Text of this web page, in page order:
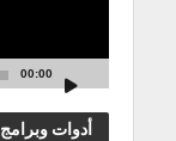
00:00
أدوات وبرامج